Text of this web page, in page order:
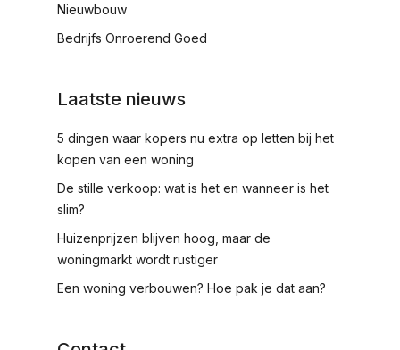
Nieuwbouw
Bedrijfs Onroerend Goed
Laatste nieuws
5 dingen waar kopers nu extra op letten bij het
kopen van een woning
De stille verkoop: wat is het en wanneer is het
slim?
Huizenprijzen blijven hoog, maar de
woningmarkt wordt rustiger
Een woning verbouwen? Hoe pak je dat aan?